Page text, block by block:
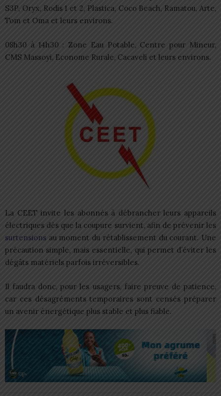
S3P, Oryx, Rodis 1 et 2, Plastica, Coco Beach, Ramatou, Arte,
Tom et Oma et leurs environs.
08h30 à 14h30 : Zone Eau Potable, Centre pour Mineur,
CMS Massoyi, Econome Rurale, Cacaveli et leurs environs.
La CEET invite les abonnés à débrancher leurs appareils
électriques dès que la coupure survient, afin de prévenir les
surtensions au moment du rétablissement du courant. Une
précaution simple, mais essentielle, qui permet d’éviter les
dégâts matériels parfois irréversibles.
Il faudra donc, pour les usagers, faire preuve de patience,
car ces désagréments temporaires sont censés préparer
un avenir énergétique plus stable et plus fiable.